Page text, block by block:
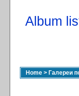
Album
Home > Галереи